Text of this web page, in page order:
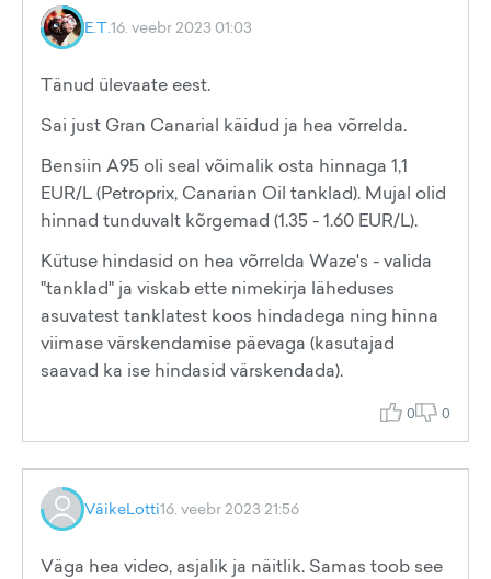
E.T.16. veebr 2023 01:03
Tänud ülevaate eest.
Sai just Gran Canarial käidud ja hea võrrelda.
Bensiin A95 oli seal võimalik osta hinnaga 1,1
EUR/L (Petroprix, Canarian Oil tanklad). Mujal olid
hinnad tunduvalt kõrgemad (1.35 - 1.60 EUR/L).
Kütuse hindasid on hea võrrelda Waze's - valida
"tanklad" ja viskab ette nimekirja läheduses
asuvatest tanklatest koos hindadega ning hinna
viimase värskendamise päevaga (kasutajad
saavad ka ise hindasid värskendada).
0 0
VäikeLotti16. veebr 2023 21:56
Väga hea video, asjalik ja näitlik. Samas toob see